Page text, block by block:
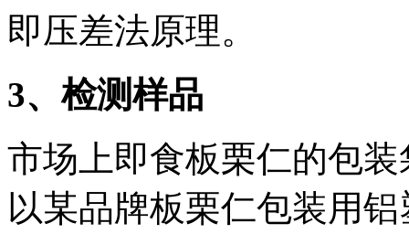
即压差法原理。
3、检测样品
市场上即食板栗仁的包
以某品牌板栗仁包装用